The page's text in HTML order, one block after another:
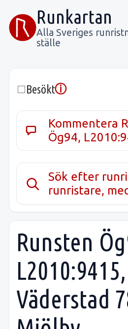
Runkartan
Alla Sveriges
ställe
Besöktⓘ
Kommentera
Ög94,
Sök efter
runristare,
Runsten
L2010:9415,
Väderstad